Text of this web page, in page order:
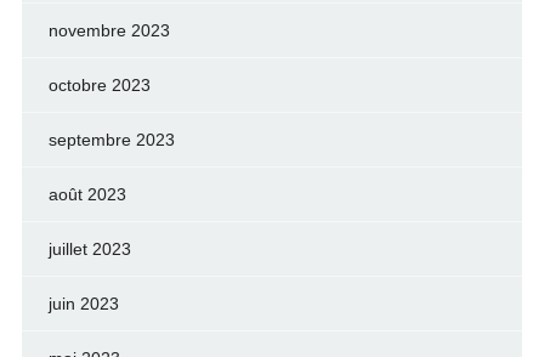
novembre 2023
octobre 2023
septembre 2023
août 2023
juillet 2023
juin 2023